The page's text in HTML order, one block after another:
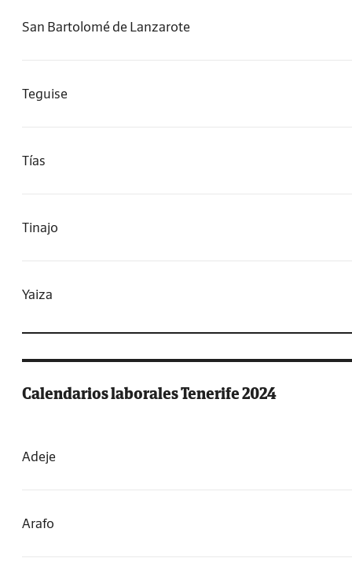
San Bartolomé de Lanzarote
Teguise
Tías
Tinajo
Yaiza
Calendarios laborales Tenerife 2024
Adeje
Arafo